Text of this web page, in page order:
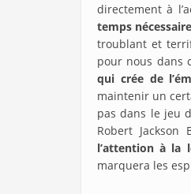
directement à
temps
troublant et
pour nous dans
qui crée de
maintenir un
pas dans le jeu
Robert Jackson
l’attention à la
marquera les